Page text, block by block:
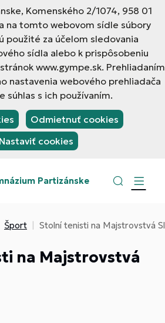
Komenského 2/1074, 958 01
na tomto webovom sídle súbory
použité za účelom sledovania
sídla alebo k prispôsobeniu
www.gympe.sk. Prehliadaním
nastavenia webového prehliadača
súhlas s ich používaním.
Odmietnuť cookies
Nastaviť cookies
Partizánske
Šport Stolní tenisti na Majstrovstvá
na Majstrovstvá